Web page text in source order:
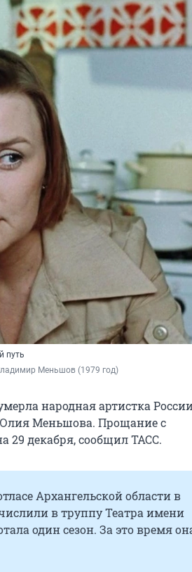
путь
Меньшов (1979 год)
народная артистка
Меньшова. Прощание с
29 декабря, сообщил ТАСС.
Архангельской области в
в труппу Театра имени
один сезон. За это время